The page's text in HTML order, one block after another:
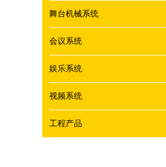
舞台机械系统
会议系统
娱乐系统
视频系统
工程产品